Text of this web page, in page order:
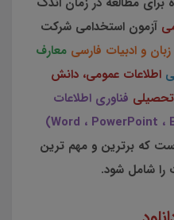
آزمون استخدامی شرکت
زبان و ادبیات فارسی معارف
اطلاعات عمومی، دانش
فناوری اطلاعات
که برترین و مهم ترین
را شامل شود.